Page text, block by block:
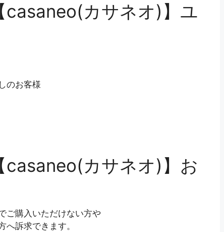
カサネオ)】ユ
のお客様
カサネオ)】お
ご購入いただけない方や
訴求できます。